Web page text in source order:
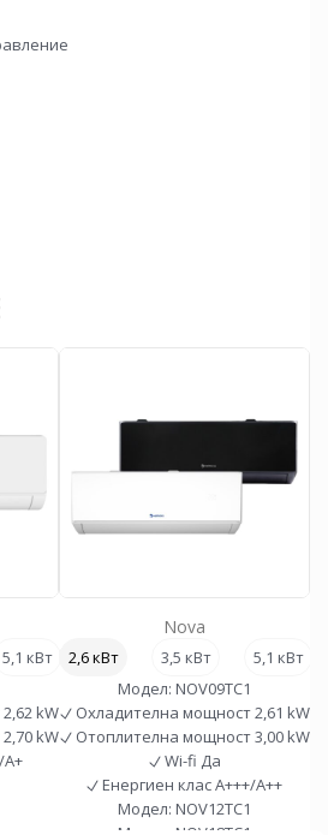
5,1 кВт
7,0 кВт
2,62 kW
2,70 kW
A+
Nova
2,6 кВт 3,5 кВт
5,1 кВт
Модел: NOV09TC1
Охладителна мощност2,61 kW
Отоплителна мощност3,00 kW
Wi-fi Да
Енергиен класA+++/A++
Модел: NOV12TC1